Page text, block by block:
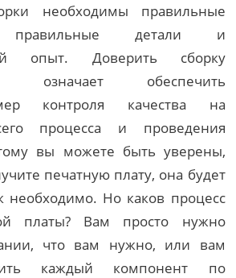
необходимы правильные
правильные детали и
опыт. Доверить сборку
означает обеспечить
контроля качества на
процесса и проведения
вы можете быть уверены,
печатную плату, она будет
необходимо. Но каков процесс
платы? Вам просто нужно
что вам нужно, или вам
каждый компонент по